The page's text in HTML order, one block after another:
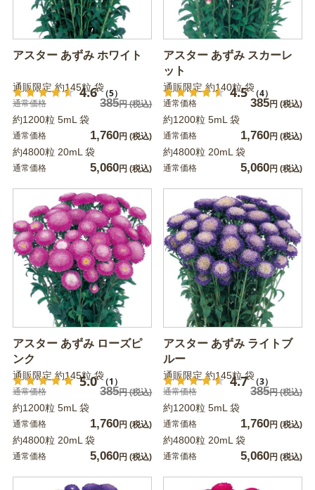
アスター あずみ ホワイト
4.6 （5）
通販限定 約145粒 袋
通常価格 385円(税込)
約1200粒 5mL 袋
通常価格 1,760円 (税込)
約4800粒 20mL 袋
通常価格 5,060円 (税込)
アスター あずみ スカーレ
ット
4.5 （4）
通販限定 約140粒 袋
通常価格 385円 (税込)
約1200粒 5mL 袋
通常価格 1,760円 (税込)
約4800粒 20mL 袋
通常価格 5,060円 (税込)
アスター あずみ ローズピ
ンク
5.0 （1）
通販限定 約145粒 袋
通常価格 385円(税込)
約1200粒 5mL 袋
通常価格 1,760円 (税込)
約4800粒 20mL 袋
通常価格 5,060円 (税込)
アスター あずみ ライトブ
ルー
4.7 （3）
通販限定 約145粒 袋
通常価格 385円(税込)
約1200粒 5mL 袋
通常価格 1,760円 (税込)
約4800粒 20mL 袋
通常価格 5,060円 (税込)